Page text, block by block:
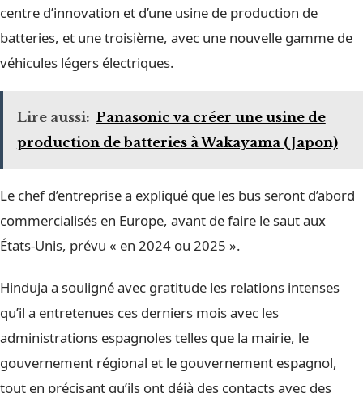
centre d’innovation et d’une usine de production de
batteries, et une troisième, avec une nouvelle gamme de
véhicules légers électriques.
Lire aussi: Panasonic va créer une usine de
production de batteries à Wakayama (Japon)
Le chef d’entreprise a expliqué que les bus seront d’abord
commercialisés en Europe, avant de faire le saut aux
États-Unis, prévu « en 2024 ou 2025 ».
Hinduja a souligné avec gratitude les relations intenses
qu’il a entretenues ces derniers mois avec les
administrations espagnoles telles que la mairie, le
gouvernement régional et le gouvernement espagnol,
tout en précisant qu’ils ont déjà des contacts avec des